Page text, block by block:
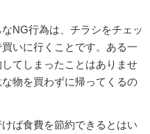
NG行為は、チラシをチェッ
いに行くことです。ある一
てしまったことはありませ
物を買わずに帰ってくるの
ば食費を節約できるとはい